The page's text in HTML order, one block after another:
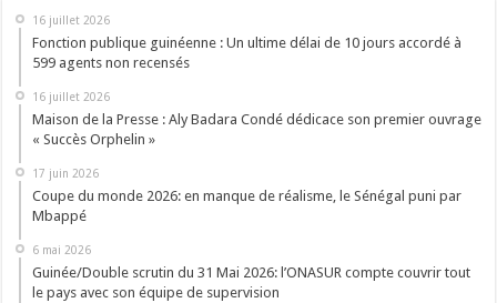
16 juillet 2026
Fonction publique guinéenne : Un ultime délai de 10 jours accordé à
599 agents non recensés
16 juillet 2026
Maison de la Presse : Aly Badara Condé dédicace son premier ouvrage
« Succès Orphelin »
17 juin 2026
Coupe du monde 2026: en manque de réalisme, le Sénégal puni par
Mbappé
6 mai 2026
Guinée/Double scrutin du 31 Mai 2026: l’ONASUR compte couvrir tout
le pays avec son équipe de supervision